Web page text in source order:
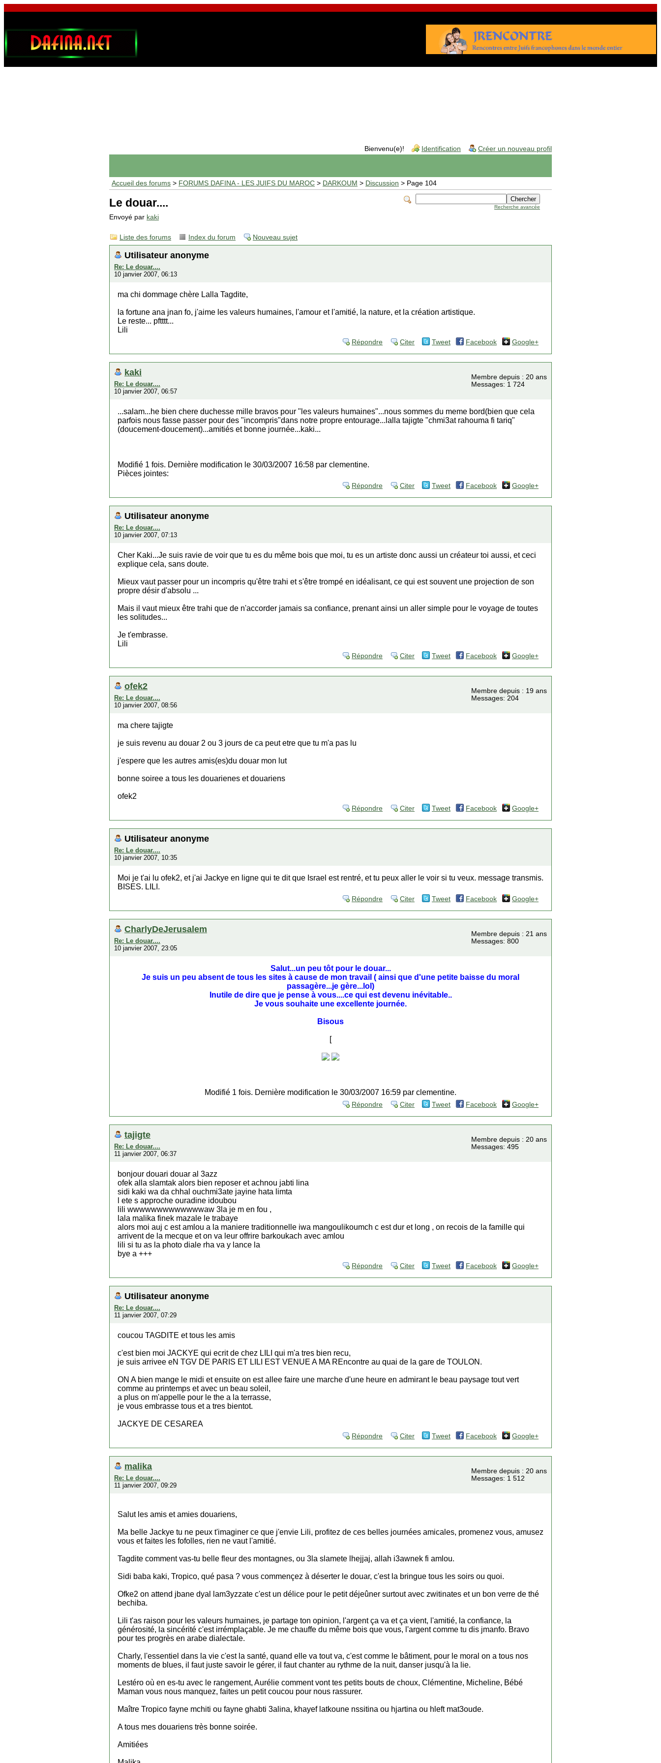
Bienvenu(e)! Identification Créer un nouveau profil
Accueil des forums > FORUMS DAFINA - LES JUIFS DU MAROC > DARKOUM > Discussion > Page 104
Recherche avancée
Le douar....
Envoyé par kaki
Liste des forums Index du forum Nouveau sujet
Utilisateur anonyme
Re: Le douar....
10 janvier 2007, 06:13
ma chi dommage chère Lalla Tagdite,
la fortune ana jnan fo, j'aime les valeurs humaines, l'amour et l'amitié, la nature, et la création artistique.
Le reste... pftttt...
Lili
Répondre Citer Tweet Facebook Google+
kaki
Re: Le douar....
10 janvier 2007, 06:57
Membre depuis : 20 ans
Messages: 1 724
...salam...he bien chere duchesse mille bravos pour "les valeurs humaines"...nous sommes du meme bord(bien que cela
parfois nous fasse passer pour des "incompris"dans notre propre entourage...lalla tajigte "chmi3at rahouma fi tariq"
(doucement-doucement)...amitiés et bonne journée...kaki...
Modifié 1 fois. Dernière modification le 30/03/2007 16:58 par clementine.
Pièces jointes:
Répondre Citer Tweet Facebook Google+
Utilisateur anonyme
Re: Le douar....
10 janvier 2007, 07:13
Cher Kaki...Je suis ravie de voir que tu es du même bois que moi, tu es un artiste donc aussi un créateur toi aussi, et ceci
explique cela, sans doute.
Mieux vaut passer pour un incompris qu'être trahi et s'être trompé en idéalisant, ce qui est souvent une projection de son
propre désir d'absolu ...
Mais il vaut mieux être trahi que de n'accorder jamais sa confiance, prenant ainsi un aller simple pour le voyage de toutes
les solitudes...
Je t'embrasse.
Lili
Répondre Citer Tweet Facebook Google+
ofek2
Re: Le douar....
10 janvier 2007, 08:56
Membre depuis : 19 ans
Messages: 204
ma chere tajigte
je suis revenu au douar 2 ou 3 jours de ca peut etre que tu m'a pas lu
j'espere que les autres amis(es)du douar mon lut
bonne soiree a tous les douarienes et douariens
ofek2
Répondre Citer Tweet Facebook Google+
Utilisateur anonyme
Re: Le douar....
10 janvier 2007, 10:35
Moi je t'ai lu ofek2, et j'ai Jackye en ligne qui te dit que Israel est rentré, et tu peux aller le voir si tu veux. message transmis.
BISES. LILI.
Répondre Citer Tweet Facebook Google+
CharlyDeJerusalem
Re: Le douar....
10 janvier 2007, 23:05
Membre depuis : 21 ans
Messages: 800
Salut...un peu tôt pour le douar...
Je suis un peu absent de tous les sites à cause de mon travail ( ainsi que d'une petite baisse du moral
passagère...je gère...lol)
Inutile de dire que je pense à vous....ce qui est devenu inévitable..
Je vous souhaite une excellente journée.
Bisous
[
Modifié 1 fois. Dernière modification le 30/03/2007 16:59 par clementine.
Répondre Citer Tweet Facebook Google+
tajigte
Re: Le douar....
11 janvier 2007, 06:37
Membre depuis : 20 ans
Messages: 495
bonjour douari douar al 3azz
ofek alla slamtak alors bien reposer et achnou jabti lina
sidi kaki wa da chhal ouchmi3ate jayine hata limta
l ete s approche ouradine idoubou
lili wwwwwwwwwwwwwaw 3la je m en fou ,
lala malika finek mazale le trabaye
alors moi auj c est amlou a la maniere traditionnelle iwa mangoulikoumch c est dur et long , on recois de la famille qui
arrivent de la mecque et on va leur offrire barkoukach avec amlou
lili si tu as la photo diale rha va y lance la
bye a +++
Répondre Citer Tweet Facebook Google+
Utilisateur anonyme
Re: Le douar....
11 janvier 2007, 07:29
coucou TAGDITE et tous les amis
c'est bien moi JACKYE qui ecrit de chez LILI qui m'a tres bien recu,
je suis arrivee eN TGV DE PARIS ET LILI EST VENUE A MA REncontre au quai de la gare de TOULON.
ON A bien mange le midi et ensuite on est allee faire une marche d'une heure en admirant le beau paysage tout vert
comme au printemps et avec un beau soleil,
a plus on m'appelle pour le the a la terrasse,
je vous embrasse tous et a tres bientot.
JACKYE DE CESAREA
Répondre Citer Tweet Facebook Google+
malika
Re: Le douar....
11 janvier 2007, 09:29
Membre depuis : 20 ans
Messages: 1 512
Salut les amis et amies douariens,
Ma belle Jackye tu ne peux t'imaginer ce que j'envie Lili, profitez de ces belles journées amicales, promenez vous, amusez
vous et faites les fofolles, rien ne vaut l'amitié.
Tagdite comment vas-tu belle fleur des montagnes, ou 3la slamete lhejjaj, allah i3awnek fi amlou.
Sidi baba kaki, Tropico, qué pasa ? vous commençez à déserter le douar, c'est la bringue tous les soirs ou quoi.
Ofke2 on attend jbane dyal lam3yzzate c'est un délice pour le petit déjeûner surtout avec zwitinates et un bon verre de thé
bechiba.
Lili t'as raison pour les valeurs humaines, je partage ton opinion, l'argent ça va et ça vient, l'amitié, la confiance, la
générosité, la sincérité c'est irrémplaçable. Je me chauffe du même bois que vous, l'argent comme tu dis jmanfo. Bravo
pour tes progrès en arabe dialectale.
Charly, l'essentiel dans la vie c'est la santé, quand elle va tout va, c'est comme le bâtiment, pour le moral on a tous nos
moments de blues, il faut juste savoir le gérer, il faut chanter au rythme de la nuit, danser jusqu'à la lie.
Lestéro où en es-tu avec le rangement, Aurélie comment vont tes petits bouts de choux, Clémentine, Micheline, Bébé
Maman vous nous manquez, faites un petit coucou pour nous rassurer.
Maître Tropico fayne mchiti ou fayne ghabti 3alina, khayef latkoune nssitina ou hjartina ou hleft mat3oude.
A tous mes douariens très bonne soirée.
Amitiées